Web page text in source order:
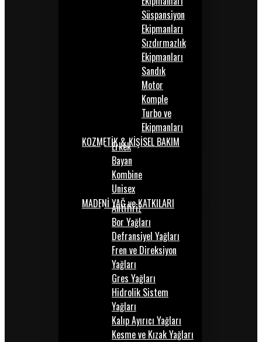
Süspansiyon
Ekipmanları
Sızdırmazlık
Ekipmanları
Sandık
Motor
Komple
Turbo ve
Ekipmanları
KOZMETİK & KİŞİSEL BAKIM
Erkek
Bayan
Kombine
Unisex
MADENİ YAĞ ve KATKILARI
Antifiriz
Bor Yağları
Defransiyel Yağları
Fren ve Direksiyon
Yağları
Gres Yağları
Hidrolik Sistem
Yağları
Kalıp Ayırıcı Yağları
Kesme ve Kızak Yağları